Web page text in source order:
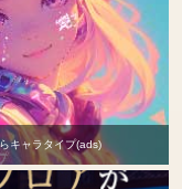
キャラタイプ(ads)